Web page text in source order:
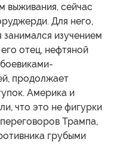
выживания, сейчас
Для него,
изучением
отец, нефтяной
продолжает
Америка и
что это не фигурки
Трампа,
грубыми